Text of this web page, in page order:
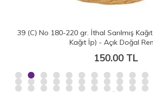
39 (C) No 180-220 gr. İthal Sarılmış
Kağıt İp) - Açık Doğal
150.00 TL